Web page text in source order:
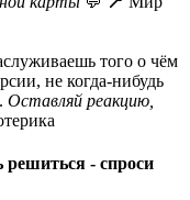
того о чём
не когда-нибудь
Оставляй реакцию,
- спроси